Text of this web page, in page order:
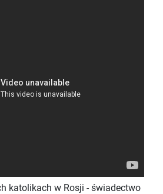
katolikach w Rosji - świadectwo